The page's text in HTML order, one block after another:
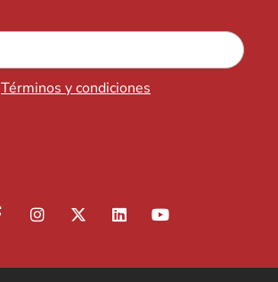
Términos y condiciones